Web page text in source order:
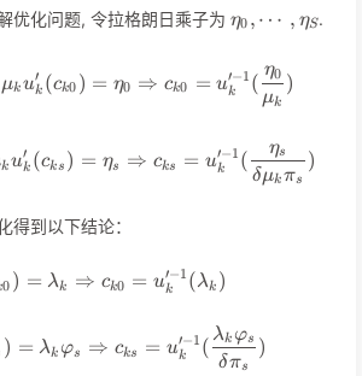
优化问题, 令拉格朗日乘子为 \eta_0,\cdots,
\eta_S
η0 , ⋯ , ηS.
\frac{\partial L}{\partial
μk uk
′ (ck0 ) = η0 ⇒ ck0 = uk
′−1 (
μk
η0 )
\frac{\partial L}{\partial
k uk
′ (cks ) = ηs ⇒ cks = uk
′−1 (
δμkπs
ηs )
得到以下结论：
u_k'(c_{k0}) = \lambda_k
0 ) = λk ⇒ ck0 = uk
′−1 (λk )
\delta \pi_s u_k'(c_{ks}) =
) = λk φs ⇒ cks = uk
′−1 (
δπs
λk φs )